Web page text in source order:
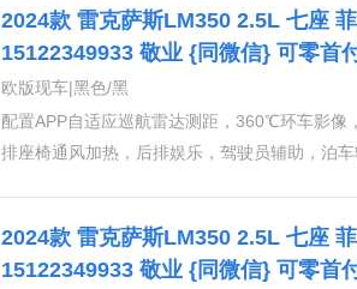
2024款 雷克萨斯LM350 2.5L 七座
15122349933 敬业 {同微信} 可零首
藏消费
欧版现车|黑色/黑
配置APP自适应巡航雷达测距，360℃环车影像
排座椅通风加热，后排娱乐，驾驶员辅助，泊
2024款 雷克萨斯LM350 2.5L 七座
15122349933 敬业 {同微信} 可零首